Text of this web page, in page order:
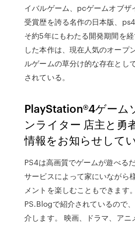
イバルゲーム、pcゲームオブザ
受賞歴を誇る名作の日本版、
そ約5年にもわたる開発期間を
した本作は、現在人気のオープ
ルゲームの草分け的な存在とし
されている。
PlayStation®4ゲーム
ンライター 店主と勇
情報をお知らせしてい
PS4は高画質でゲームが遊べる
サービスによって家にいながら
メントを楽しむこともできます
PS.Blogで紹介されているので
介します。 映画、ドラマ、アニ